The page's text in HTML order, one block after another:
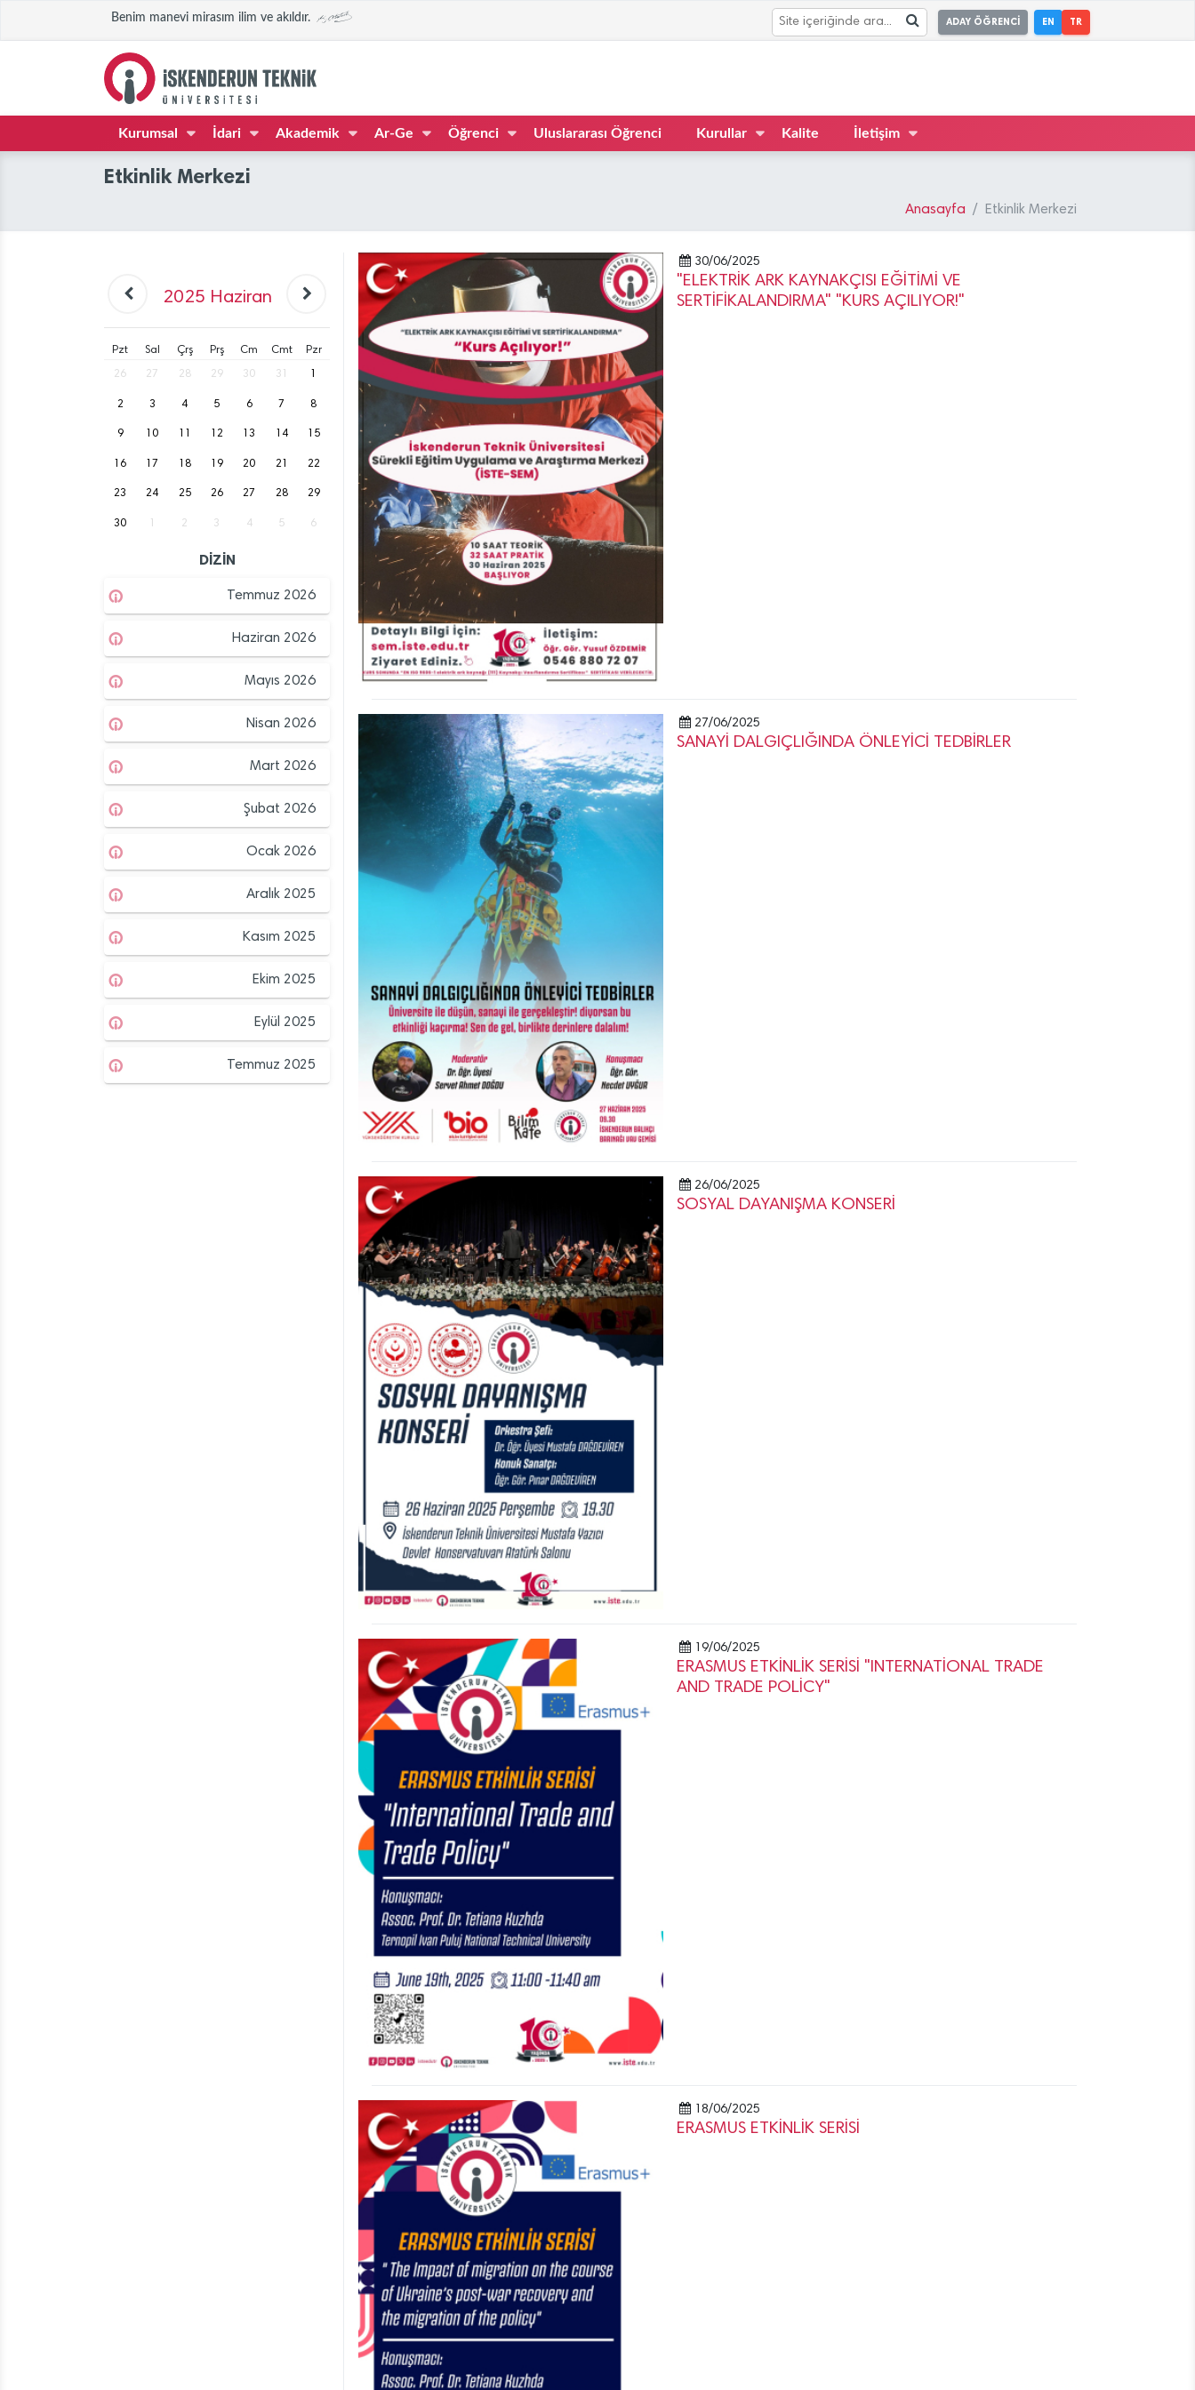
Benim manevi mirasım ilim ve akıldır. ADAY ÖĞRENCİ EN TR
Kurumsal İdari Akademik Ar-Ge Öğrenci Uluslararası Öğrenci Kurullar Kalite İletişim
Etkinlik Merkezi
Anasayfa Etkinlik Merkezi
2025 Haziran
Pzt Sal Çrş Prş Cm Cmt Pzr
26 27 28 29 30 31
2 3 4 5 6 7 8
9 10 12 13 14 15
16 17 18 19 20 21 22
23 24 25 26 27 28 29
30 2 3 4 5 6
DİZİN
Temmuz 2026
Haziran 2026
Mayıs 2026
Nisan 2026
Mart 2026
Şubat 2026
Ocak 2026
Aralık 2025
Kasım 2025
Ekim 2025
Eylül 2025
Temmuz 2025
30/06/2025
"ELEKTRİK ARK KAYNAKÇISI EĞİTİMİ VE
SERTİFİKALANDIRMA" "KURS AÇILIYOR!"
27/06/2025
SANAYİ DALGIÇLIĞINDA ÖNLEYİCİ TEDBİRLER
26/06/2025
SOSYAL DAYANIŞMA KONSERİ
19/06/2025
ERASMUS ETKİNLİK SERİSİ "INTERNATİONAL TRADE
AND TRADE POLİCY"
18/06/2025
ERASMUS ETKİNLİK SERİSİ